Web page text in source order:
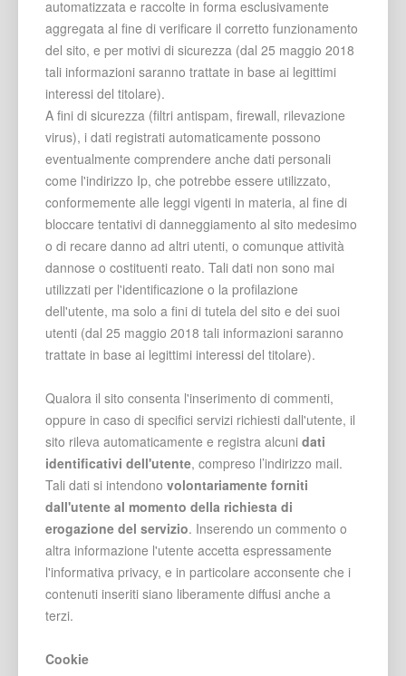
automatizzata e raccolte in forma esclusivamente
aggregata al fine di verificare il corretto funzionamento
del sito, e per motivi di sicurezza (dal 25 maggio 2018
tali informazioni saranno trattate in base ai legittimi
interessi del titolare).
A fini di sicurezza (filtri antispam, firewall, rilevazione
virus), i dati registrati automaticamente possono
eventualmente comprendere anche dati personali
come l'indirizzo Ip, che potrebbe essere utilizzato,
conformemente alle leggi vigenti in materia, al fine di
bloccare tentativi di danneggiamento al sito medesimo
o di recare danno ad altri utenti, o comunque attività
dannose o costituenti reato. Tali dati non sono mai
utilizzati per l'identificazione o la profilazione
dell'utente, ma solo a fini di tutela del sito e dei suoi
utenti (dal 25 maggio 2018 tali informazioni saranno
trattate in base ai legittimi interessi del titolare).
Qualora il sito consenta l'inserimento di commenti,
oppure in caso di specifici servizi richiesti dall'utente, il
sito rileva automaticamente e registra alcuni dati
identificativi dell'utente, compreso l’indirizzo mail.
Tali dati si intendono volontariamente forniti
dall'utente al momento della richiesta di
erogazione del servizio. Inserendo un commento o
altra informazione l'utente accetta espressamente
l'informativa privacy, e in particolare acconsente che i
contenuti inseriti siano liberamente diffusi anche a
terzi.
Cookie